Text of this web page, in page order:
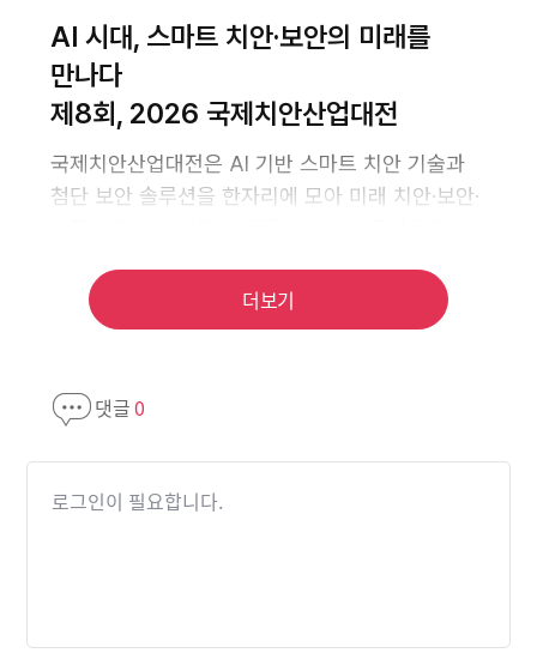
더보기
댓글0
로그인이 필요합니다.